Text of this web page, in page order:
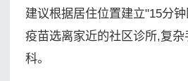
建议根据居住位置建立"15分
疫苗选离家近的社区诊所,复
科。